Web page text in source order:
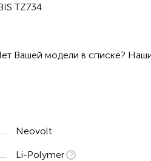
TZ734
Вашей модели в списке?
Neovolt
Li-Polymer